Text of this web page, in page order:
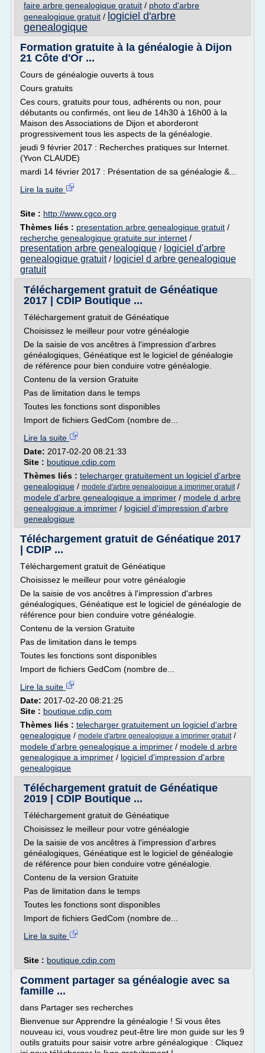
faire arbre genealogique gratuit / photo d'arbre
genealogique gratuit / logiciel d'arbre
genealogique
Formation gratuite à la généalogie à Dijon
21 Côte d'Or ...
Cours de généalogie ouverts à tous
Cours gratuits
Ces cours, gratuits pour tous, adhérents ou non, pour
débutants ou confirmés, ont lieu de 14h30 à 16h00 à la
Maison des Associations de Dijon et aborderont
progressivement tous les aspects de la généalogie.
jeudi 9 février 2017 : Recherches pratiques sur Internet.
(Yvon CLAUDE)
mardi 14 février 2017 : Présentation de sa généalogie &...
Lire la suite
Site : http://www.cgco.org
Thèmes liés : presentation arbre genealogique gratuit /
recherche genealogique gratuite sur internet /
presentation arbre genealogique / logiciel d'arbre
genealogique gratuit/ logiciel d arbre genealogique
gratuit
Téléchargement gratuit de Généatique
2017 | CDIP Boutique ...
Téléchargement gratuit de Généatique
Choisissez le meilleur pour votre généalogie
De la saisie de vos ancêtres à l'impression d'arbres
généalogiques, Généatique est le logiciel de généalogie
de référence pour bien conduire votre généalogie.
Contenu de la version Gratuite
Pas de limitation dans le temps
Toutes les fonctions sont disponibles
Import de fichiers GedCom (nombre de...
Lire la suite
Date: 2017-02-20 08:21:33
Site : boutique.cdip.com
Thèmes liés : telecharger gratuitement un logiciel d'arbre
genealogique / modele d'arbre genealogique a imprimer gratuit/
modele d'arbre genealogique a imprimer / modele d arbre
genealogique a imprimer / logiciel d'impression d'arbre
genealogique
Téléchargement gratuit de Généatique 2017
| CDIP ...
Téléchargement gratuit de Généatique
Choisissez le meilleur pour votre généalogie
De la saisie de vos ancêtres à l'impression d'arbres
généalogiques, Généatique est le logiciel de généalogie de
référence pour bien conduire votre généalogie.
Contenu de la version Gratuite
Pas de limitation dans le temps
Toutes les fonctions sont disponibles
Import de fichiers GedCom (nombre de...
Lire la suite
Date: 2017-02-20 08:21:25
Site : boutique.cdip.com
Thèmes liés : telecharger gratuitement un logiciel d'arbre
genealogique / modele d'arbre genealogique a imprimer gratuit/
modele d'arbre genealogique a imprimer / modele d arbre
genealogique a imprimer / logiciel d'impression d'arbre
genealogique
Téléchargement gratuit de Généatique
2019 | CDIP Boutique ...
Téléchargement gratuit de Généatique
Choisissez le meilleur pour votre généalogie
De la saisie de vos ancêtres à l'impression d'arbres
généalogiques, Généatique est le logiciel de généalogie
de référence pour bien conduire votre généalogie.
Contenu de la version Gratuite
Pas de limitation dans le temps
Toutes les fonctions sont disponibles
Import de fichiers GedCom (nombre de...
Lire la suite
Site : boutique.cdip.com
Comment partager sa généalogie avec sa
famille ...
dans Partager ses recherches
Bienvenue sur Apprendre la généalogie ! Si vous êtes
nouveau ici, vous voudrez peut-être lire mon guide sur les 9
outils gratuits pour saisir votre arbre généalogique : Cliquez